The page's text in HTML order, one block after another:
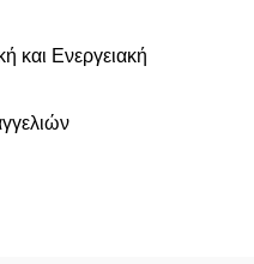
και Ενεργειακή